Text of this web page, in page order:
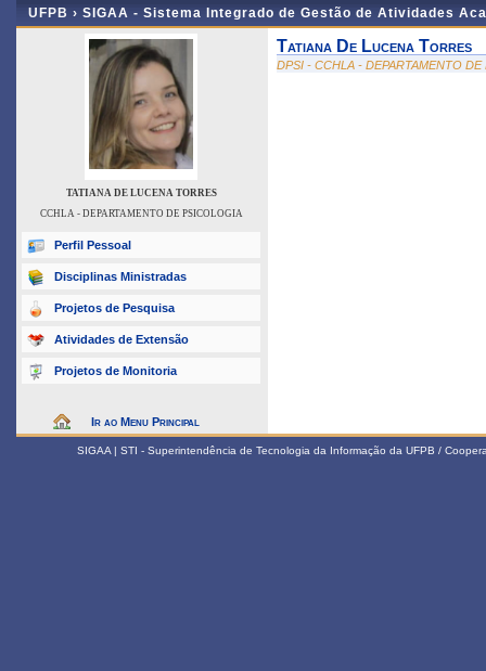
UFPB › SIGAA - Sistema Integrado de Gestão de Atividades
TATIANA DE LUCENA TORRES
CCHLA - DEPARTAMENTO DE PSICOLOGIA
Perfil Pessoal
Disciplinas Ministradas
Projetos de Pesquisa
Atividades de Extensão
Projetos de Monitoria
Ir ao Menu Principal
Tatiana De Lucena Torres
DPSI - CCHLA - DEPARTAMENTO
SIGAA | STI - Superintendência de Tecnologia da Informação da UFPB /